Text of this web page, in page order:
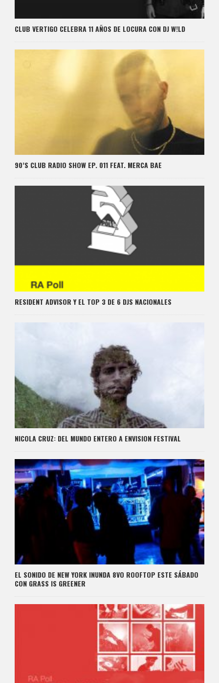
CLUB VERTIGO CELEBRA 11 AÑOS DE LOCURA CON DJ W!LD
90’S CLUB RADIO SHOW EP. 011 FEAT. MERCA BAE
RESIDENT ADVISOR Y EL TOP 3 DE 6 DJS NACIONALES
NICOLA CRUZ: DEL MUNDO ENTERO A ENVISION FESTIVAL
EL SONIDO DE NEW YORK INUNDA 8VO ROOFTOP ESTE SÁBADO
CON GRASS IS GREENER